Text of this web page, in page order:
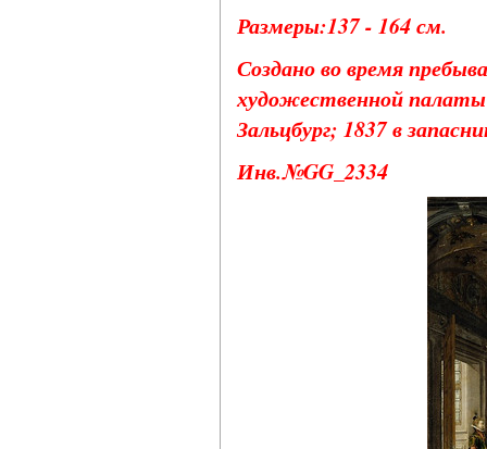
Размеры:137 - 164 см.
Создано во время
художественной
Зальцбург; 1837 в
Инв.№GG_2334